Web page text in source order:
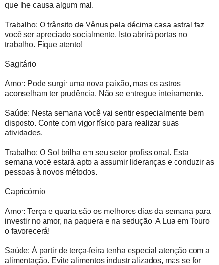
que lhe causa algum mal.
Trabalho: O trânsito de Vênus pela décima casa astral faz
você ser apreciado socialmente. Isto abrirá portas no
trabalho. Fique atento!
Sagitário
Amor: Pode surgir uma nova paixão, mas os astros
aconselham ter prudência. Não se entregue inteiramente.
Saúde: Nesta semana você vai sentir especialmente bem
disposto. Conte com vigor físico para realizar suas
atividades.
Trabalho: O Sol brilha em seu setor profissional. Esta
semana você estará apto a assumir lideranças e conduzir as
pessoas à novos métodos.
Capricórnio
Amor: Terça e quarta são os melhores dias da semana para
investir no amor, na paquera e na sedução. A Lua em Touro
o favorecerá!
Saúde: Á partir de terça-feira tenha especial atenção com a
alimentação. Evite alimentos industrializados, mas se for